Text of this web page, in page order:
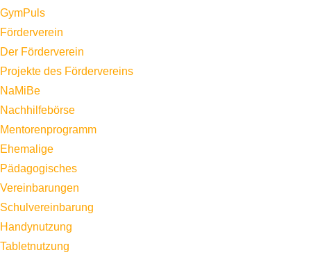
GymPuls
Förderverein
Der Förderverein
Projekte des Fördervereins
NaMiBe
Nachhilfebörse
Mentorenprogramm
Ehemalige
Pädagogisches
Vereinbarungen
Schulvereinbarung
Handynutzung
Tabletnutzung